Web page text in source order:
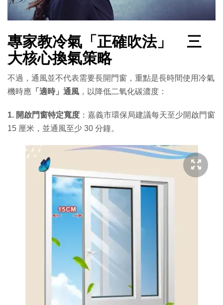
專家教冷氣「正確吹法」 三
大核心換氣策略
不過，通風並不代表需要長開門窗，重點是長時間使用冷氣
機時應 「適時」通風 ，以降低二氧化碳濃度：
1. 開啟門窗特定寬度 ：嘉義市環保局建議每天至少開啟門窗
15 厘米，並通風至少 30 分鐘。